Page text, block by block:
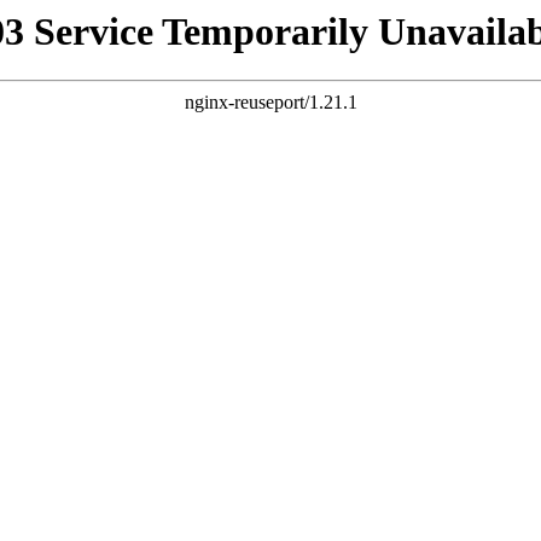
Service Temporarily
nginx-reuseport/1.21.1